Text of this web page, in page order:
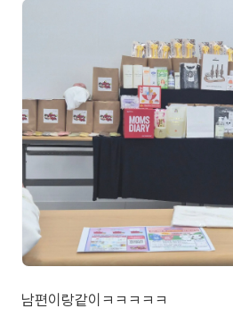
남편이랑같이ㅋㅋㅋㅋㅋ